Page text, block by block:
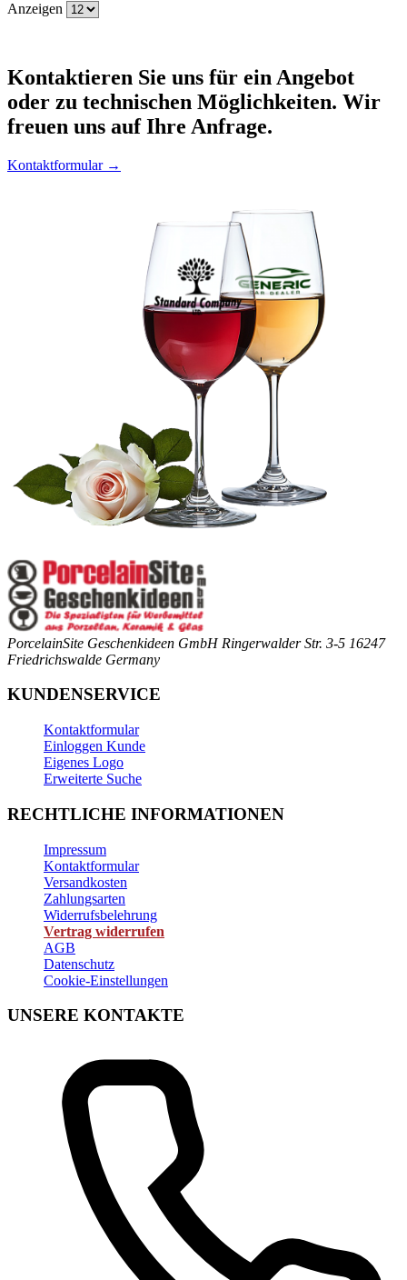
Anzeigen
Kontaktieren Sie uns für ein Angebot
oder zu technischen Möglichkeiten. Wir
freuen uns auf Ihre Anfrage.
Kontaktformular →
PorcelainSite Geschenkideen GmbH Ringerwalder Str. 3-5 16247
Friedrichswalde Germany
KUNDENSERVICE
Kontaktformular
Einloggen Kunde
Eigenes Logo
Erweiterte Suche
RECHTLICHE INFORMATIONEN
Impressum
Kontaktformular
Versandkosten
Zahlungsarten
Widerrufsbelehrung
Vertrag widerrufen
AGB
Datenschutz
Cookie-Einstellungen
UNSERE KONTAKTE